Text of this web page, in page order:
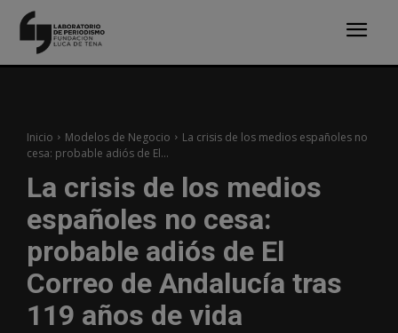
Inicio Modelos de Negocio
La crisis de los medios españoles no
cesa: probable adiós de El...
La crisis de los medios
españoles no cesa:
probable adiós de El
Correo de Andalucía tras
119 años de vida